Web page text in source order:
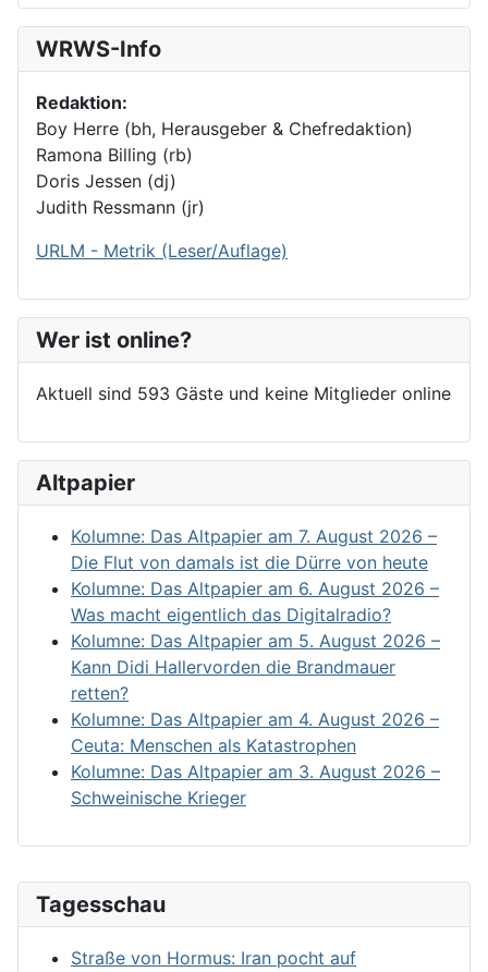
Tagesschau
Straße von Hormus: Iran pocht auf
WRWS-Info
Redaktion:
Boy Herre (bh, Herausgeber & Chefredaktion)
Ramona Billing (rb)
Doris Jessen (dj)
Judith Ressmann (jr)
URLM - Metrik (Leser/Auflage)
Wer ist online?
Aktuell sind 593 Gäste und keine Mitglieder online
Altpapier
Kolumne: Das Altpapier am 7. August 2026 –
Die Flut von damals ist die Dürre von heute
Kolumne: Das Altpapier am 6. August 2026 –
Was macht eigentlich das Digitalradio?
Kolumne: Das Altpapier am 5. August 2026 –
Kann Didi Hallervorden die Brandmauer
retten?
Kolumne: Das Altpapier am 4. August 2026 –
Ceuta: Menschen als Katastrophen
Kolumne: Das Altpapier am 3. August 2026 –
Schweinische Krieger